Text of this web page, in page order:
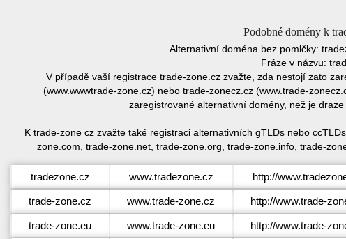
Podobné domény k
Alternativní doména bez pomlčky:
Fráze v názvu:
V případě vaší registrace trade-zone.cz zvažte, zda nestojí zato
(www.wwwtrade-zone.cz) nebo trade-zonecz.cz (www.trade-
zaregistrované alternativní domény, než je
K trade-zone cz zvažte také registraci alternativních gTLDs nebo
zone.com, trade-zone.net, trade-zone.org, trade-zone.info, trade-
tradezone.cz www.tradezone.cz http://
trade-zone.cz www.trade-zone.cz http://www.trade-
trade-zone.eu www.trade-zone.eu http://www.trade-